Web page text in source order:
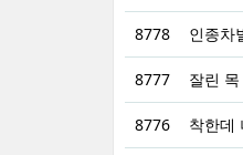
8778 인종차
8777 잘린
8776 착한데